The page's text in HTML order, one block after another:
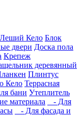
Кело Блок
двери Доска пола
Крепеж
деревянный
Плинтус
Кело Террасная
бани Утеплитель
материала
- Для
- Для фасада и